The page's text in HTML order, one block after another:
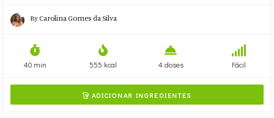
ByCarolina Gomes da Silva
40 min 555 kcal 4 doses Fácil
ADICIONAR INGREDIENTES